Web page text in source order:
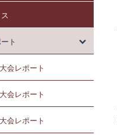
ト
会レポート
会レポート
会レポート